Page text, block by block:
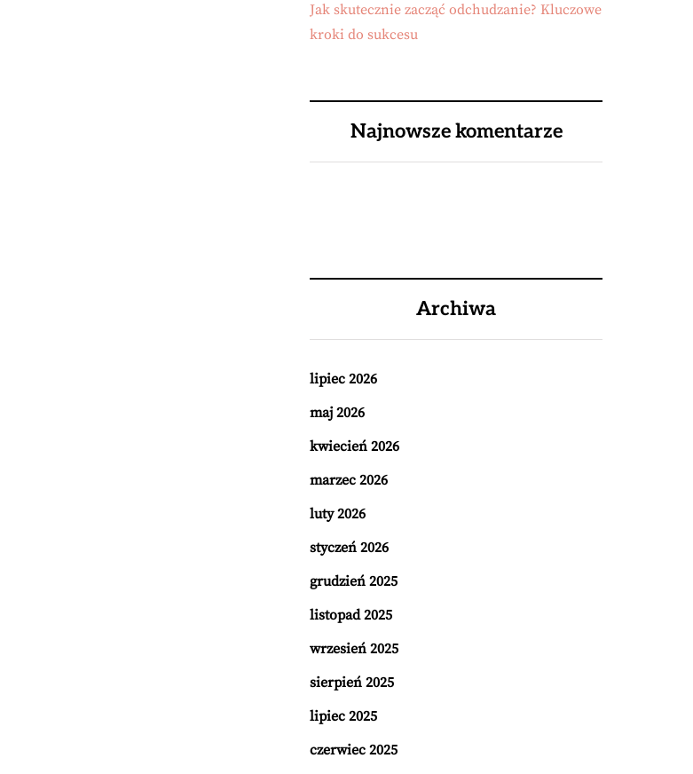
Jak skutecznie zacząć odchudzanie? Kluczowe
kroki do sukcesu
Najnowsze komentarze
Archiwa
lipiec 2026
maj 2026
kwiecień 2026
marzec 2026
luty 2026
styczeń 2026
grudzień 2025
listopad 2025
wrzesień 2025
sierpień 2025
lipiec 2025
czerwiec 2025